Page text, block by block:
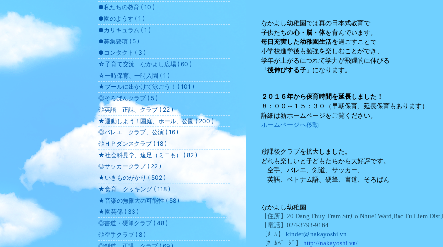
なかよし幼稚園では真の日本式教育で
子供たちの心・脳・体を育んでいます。
毎日充実した幼稚園生活を過ごすことで
小学校進学後も勉強を楽しむことができ、
学年が上がるにつれて学力が飛躍的に伸びる
「 後伸びする子 」になります。
２０１６年から保育時間を延長しました！
８：００～１５：３０（早朝保育、延長保育もあります）
詳細は新ホームページをご覧ください。
ホームページへ移動
放課後クラブを拡大しました。
どれも楽しいと子どもたちから大好評です。
空手、バレエ、剣道、サッカー、
英語、ベトナム語、硬筆、書道、そろばん
なかよし幼稚園
【住所】20 Dang Thuy Tram Str,Co Nhue1Ward,Bac Tu Liem
【電話】024-3793-9164
【ﾒｰﾙ 】 kinder@ nakayoshi.vn
【ﾎｰﾑﾍﾟｰｼﾞ】 http://nakayoshi.vn/
●私たちの教育 ( 10 )
●園のようす ( 1 )
●カリキュラム ( 1 )
●募集要項 ( 5 )
●コンタクト ( 3 )
☆子育て交流 なかよし広場 ( 60 )
☆一時保育、一時入園 ( 1 )
★プールに出かけて泳ごう！ ( 101 )
◎そろばんクラブ ( 5 )
◎英語 正課、クラブ ( 22 )
★運動しよう！園庭、ホール、公園 ( 200 )
◎バレエ クラブ、公演 ( 16 )
◎ＨＰダンスクラブ ( 18 )
★社会科見学、遠足（ミニも） ( 82 )
◎サッカークラブ ( 22 )
★いきものがかり ( 502 )
★食育 クッキング ( 118 )
★音楽の無限大の可能性 ( 58 )
★園芸係 ( 33 )
◎書道・硬筆クラブ ( 48 )
◎空手クラブ ( 8 )